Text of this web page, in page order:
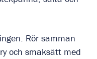
Rör samman
och smaksätt med